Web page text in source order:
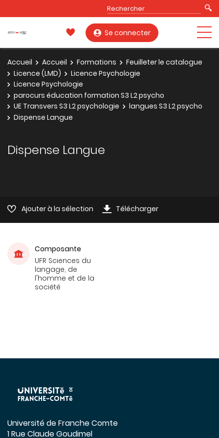
Se connecter
Accueil Accueil Formations
Feuilleter le catalogue
Licence (LMD)
Licence Psychologie
Licence Psychologie
parocurs éducation formation S3 L2 psycho
UE Transvers S3 L2 psychologie
langues S3 L2 psycho
Dispense Langue
Dispense Langue
Ajouter à la sélection Télécharger
Composante
UFR Sciences du
langage, de
l'homme et de la
société
Université de Franche Comte
1 Rue Claude Goudimel